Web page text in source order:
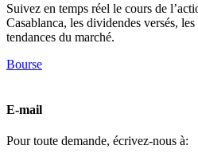
Suivez en temps réel le cours de
Casablanca, les dividendes versés,
tendances du marché.
Bourse
E-mail
Pour toute demande, écrivez-nous à: